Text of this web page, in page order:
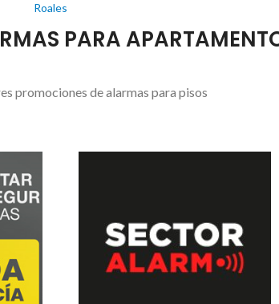
Roales
PARA
promociones de alarmas para pisos